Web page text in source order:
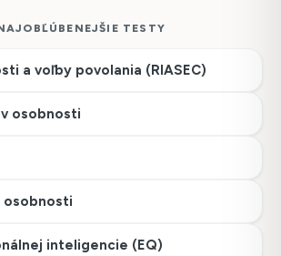
TESTY
a voľby povolania (RIASEC)
osobnosti
osobnosti
inteligencie (EQ)